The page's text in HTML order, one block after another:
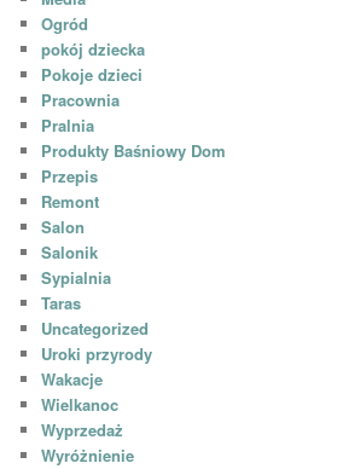
Ogród
pokój dziecka
Pokoje dzieci
Pracownia
Pralnia
Produkty Baśniowy Dom
Przepis
Remont
Salon
Salonik
Sypialnia
Taras
Uncategorized
Uroki przyrody
Wakacje
Wielkanoc
Wyprzedaż
Wyróżnienie